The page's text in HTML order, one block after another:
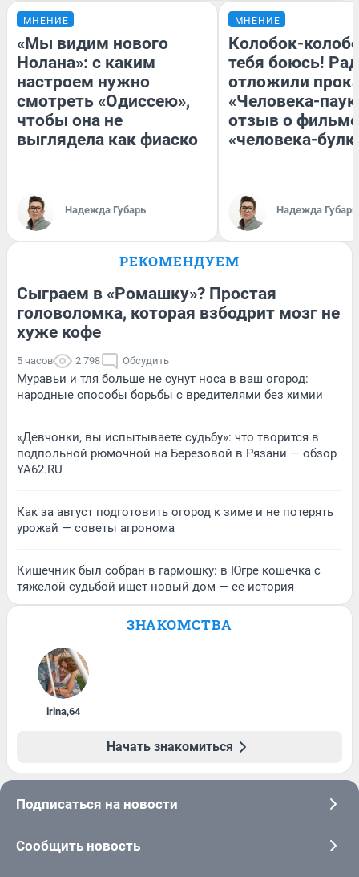
МНЕНИЕ
«Мы видим нового
Нолана»: с каким
настроем нужно
смотреть «Одиссею»,
чтобы она не
выглядела как фиаско
Надежда Губарь
МНЕНИЕ
Колобок-
тебя боюсь!
отложили
«Человека-
отзыв о
«человека-
Надежда Губарь
РЕКОМЕНДУЕМ
Сыграем в «Ромашку»? Простая
головоломка, которая взбодрит мозг не
хуже кофе
5 часов 2 798 Обсудить
Муравьи и тля больше не сунут носа в ваш огород:
народные способы борьбы с вредителями без химии
«Девчонки, вы испытываете судьбу»: что творится в
подпольной рюмочной на Березовой в Рязани — обзор
YA62.RU
Как за август подготовить огород к зиме и не потерять
урожай — советы агронома
Кишечник был собран в гармошку: в Югре кошечка с
тяжелой судьбой ищет новый дом — ее история
ЗНАКОМСТВА
irina,64
Начать знакомиться
Подписаться на новости
Сообщить новость